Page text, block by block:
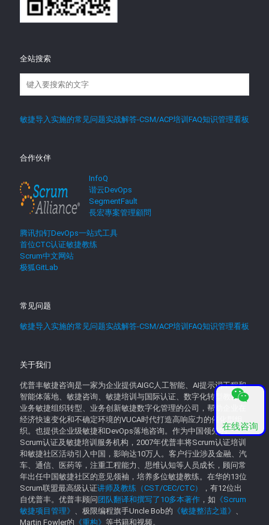
全站搜索
敏捷导入实施的常见问题实战解答-CSM/ACP培训FAQ知识管理看板
合作伙伴
InfoQ
谐云DevOps
SegmentFault
長宏專案管理顧問
腾讯扣钉DevOps一站式工具
首位CTC认证敏捷教练
Scrum中文网站
极狐GitLab
常见问题
敏捷导入实施的常见问题实战解答-CSM/ACP培训FAQ知识管理看板
关于我们
优普丰敏捷咨询是一家为企业提供AIGC人工智能、AI提示词工程和
智能体落地、敏捷咨询、敏捷培训与国际认证、数字化转型教育、
业务敏捷组织转型、业务创新敏捷数字化管理的公司，帮助企业在
经济快速变化和不确定环境的VUCA时代打造高响应力的催化型组
织。也提供企业级敏捷和DevOps落地咨询。作为中国领先的
Scrum认证及敏捷培训服务机构，2007年优普丰将Scrum认证培训
和敏捷社区活动引入中国，影响达10万人。客户行业涉及金融、汽
车、通信、医药等，注重工程能力、思维认知等人员成长，顾问常
年出任中国敏捷社区的意见领袖，培养多位敏捷教练。在华的13位
Scrum联盟最高级认证讲师及教练（CST/CEC/CTC）
，有12位出
自优普丰。优普丰顾问 团队翻译和撰写了10多本著作 ，如 《Scrum
敏捷项目管理》 、极限编程旗手Uncle Bob的 《敏捷整洁之道》 、
Martin Fowler的 《重构》 等书籍和视频。
在线咨询